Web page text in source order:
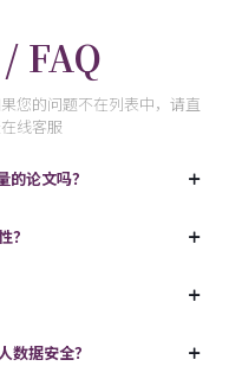
FAQ
您的问题不在列表中，请直
线客服
论文吗？
？
数据安全？